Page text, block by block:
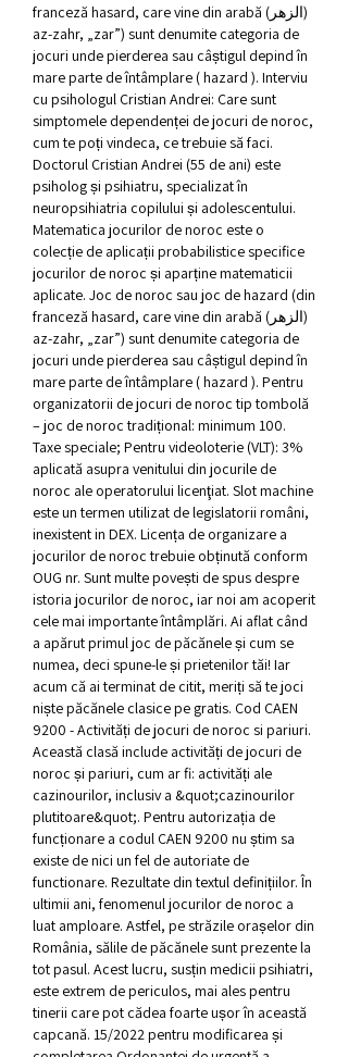
franceză hasard, care vine din arabă (الزهر)
az-zahr, „zar”) sunt denumite categoria de
jocuri unde pierderea sau câștigul depind în
mare parte de întâmplare ( hazard ). Interviu
cu psihologul Cristian Andrei: Care sunt
simptomele dependenței de jocuri de noroc,
cum te poți vindeca, ce trebuie să faci.
Doctorul Cristian Andrei (55 de ani) este
psiholog și psihiatru, specializat în
neuropsihiatria copilului și adolescentului.
Matematica jocurilor de noroc este o
colecție de aplicații probabilistice specifice
jocurilor de noroc și aparține matematicii
aplicate. Joc de noroc sau joc de hazard (din
franceză hasard, care vine din arabă (الزهر)
az-zahr, „zar”) sunt denumite categoria de
jocuri unde pierderea sau câștigul depind în
mare parte de întâmplare ( hazard ). Pentru
organizatorii de jocuri de noroc tip tombolă
– joc de noroc tradițional: minimum 100.
Taxe speciale; Pentru videoloterie (VLT): 3%
aplicată asupra venitului din jocurile de
noroc ale operatorului licenţiat. Slot machine
este un termen utilizat de legislatorii români,
inexistent in DEX. Licența de organizare a
jocurilor de noroc trebuie obținută conform
OUG nr. Sunt multe povești de spus despre
istoria jocurilor de noroc, iar noi am acoperit
cele mai importante întâmplări. Ai aflat când
a apărut primul joc de păcănele și cum se
numea, deci spune-le și prietenilor tăi! Iar
acum că ai terminat de citit, meriți să te joci
niște păcănele clasice pe gratis. Cod CAEN
9200 - Activități de jocuri de noroc si pariuri.
Această clasă include activități de jocuri de
noroc și pariuri, cum ar fi: activități ale
cazinourilor, inclusiv a &quot;cazinourilor
plutitoare&quot;. Pentru autorizația de
funcționare a codul CAEN 9200 nu știm sa
existe de nici un fel de autoriate de
functionare. Rezultate din textul definițiilor. În
ultimii ani, fenomenul jocurilor de noroc a
luat amploare. Astfel, pe străzile orașelor din
România, sălile de păcănele sunt prezente la
tot pasul. Acest lucru, susțin medicii psihiatri,
este extrem de periculos, mai ales pentru
tinerii care pot cădea foarte ușor în această
capcană. 15/2022 pentru modificarea și